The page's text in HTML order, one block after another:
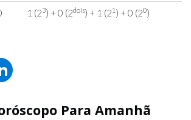
1 (23) + 0 (2dois) + 1 (21 ) + 0 (20)
Para Amanhã